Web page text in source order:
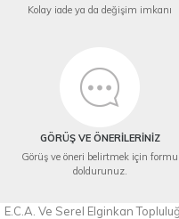
Kolay iade ya da değişim imkanı
GÖRÜŞ VE ÖNERİLERİNİZ
Görüş ve öneri belirtmek için formu
doldurunuz.
E.C.A. Ve Serel Elginkan